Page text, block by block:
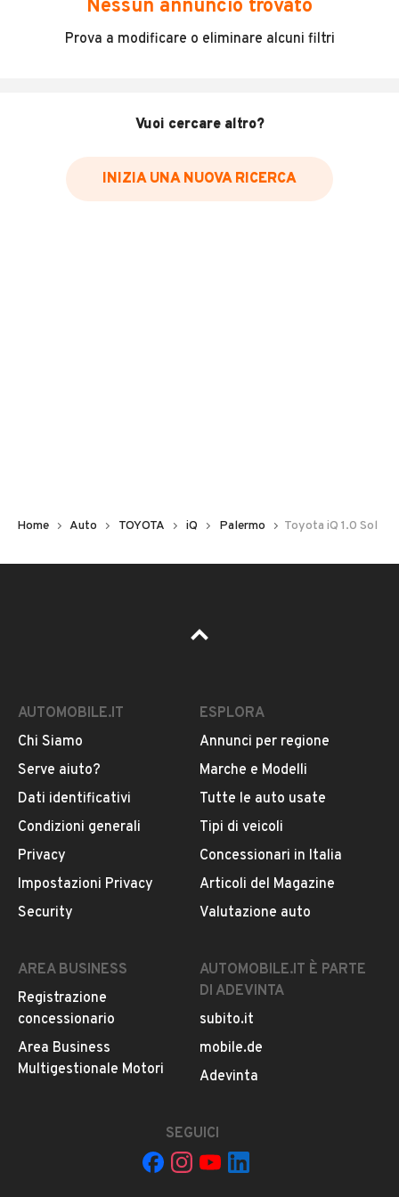
Incidenti in cui è stato coinvolto il veicolo
Data e luogo delle revisioni effettuate
Inserisci il numero di targa per verificare la disponibilità
Pubblicità
DESCRIZIONE
TOYOTA IQANNO 20101.0 BENZINA68 CAVALLI174.000
MESI DI GARANZIA ACCETTIAMO PERMUTA
INFORMAZIONI VEICOLO
DATI BASE CONSUMI ESTETICA E
Nessun annuncio trovato
Prova a modificare o eliminare alcuni filtri
Vuoi cercare altro?
INIZIA UNA NUOVA RICERCA
Home Auto TOYOTA iQ Palermo Toyota iQ 1.0 Sol
AUTOMOBILE.IT
Chi Siamo
Serve aiuto?
Dati identificativi
Condizioni generali
Privacy
Impostazioni Privacy
Security
ESPLORA
Annunci per regione
Marche e Modelli
Tutte le auto usate
Tipi di veicoli
Concessionari in Italia
Articoli del Magazine
Valutazione auto
AREA BUSINESS
Registrazione
concessionario
Area Business
Multigestionale Motori
AUTOMOBILE.IT È PARTE
DI ADEVINTA
subito.it
mobile.de
Adevinta
SEGUICI